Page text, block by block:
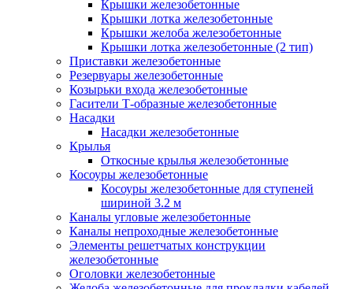
Крышки железобетонные
Крышки лотка железобетонные
Крышки желоба железобетонные
Крышки лотка железобетонные (2 тип)
Приставки железобетонные
Резервуары железобетонные
Козырьки входа железобетонные
Гасители Т-образные железобетонные
Насадки
Насадки железобетонные
Крылья
Откосные крылья железобетонные
Косоуры железобетонные
Косоуры железобетонные для ступеней
шириной 3.2 м
Каналы угловые железобетонные
Каналы непроходные железобетонные
Элементы решетчатых конструкции
железобетонные
Оголовки железобетонные